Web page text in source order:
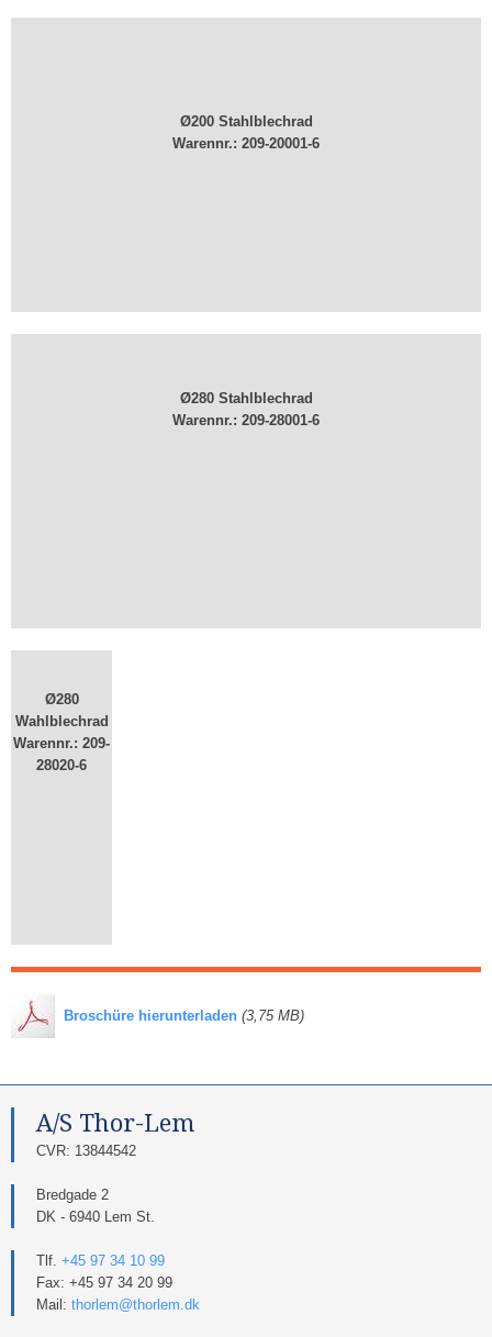
Ø200 Stahlblechrad
Warennr.: ​209-20001-6
Ø280 Stahlblechrad
Warennr.: ​209-28001-6
Ø280
Wahlblechrad
Warennr.: ​209-
28020-6
Broschüre hierunterladen (3,75 MB)
A/S Thor-Lem​
​CVR: 13844542​
Bredgade 2
DK - 6940 Lem St.
Tlf. +45 97 34 10 99
Fax: +45 97 34 20 99
Mail: thorlem@thorlem.dk